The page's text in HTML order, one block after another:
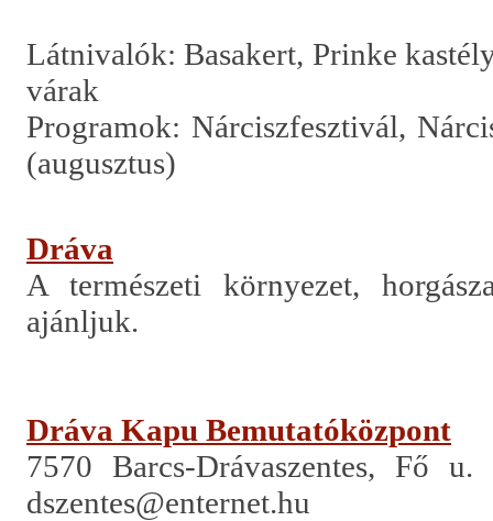
Látnivalók: Basakert, Prinke
várak
Programok: Nárciszfesztivál,
(augusztus)
Dráva
A természeti környezet,
ajánljuk.
Dráva Kapu Bemutatóközpont
7570 Barcs-Drávaszentes, Fő
dszentes@enternet.hu